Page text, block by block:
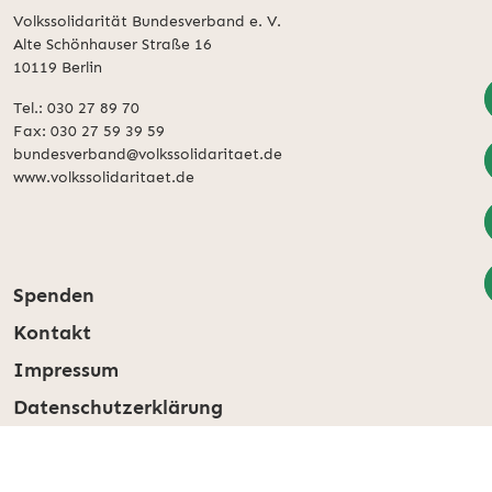
Volkssolidarität Bundesverband e. V.
Alte Schönhauser Straße 16
10119 Berlin
Tel.: 030 27 89 70
Fax: 030 27 59 39 59
bundesverband@volkssolidaritaet.de
www.volkssolidaritaet.de
Spenden
Kontakt
Impressum
Datenschutzerklärung